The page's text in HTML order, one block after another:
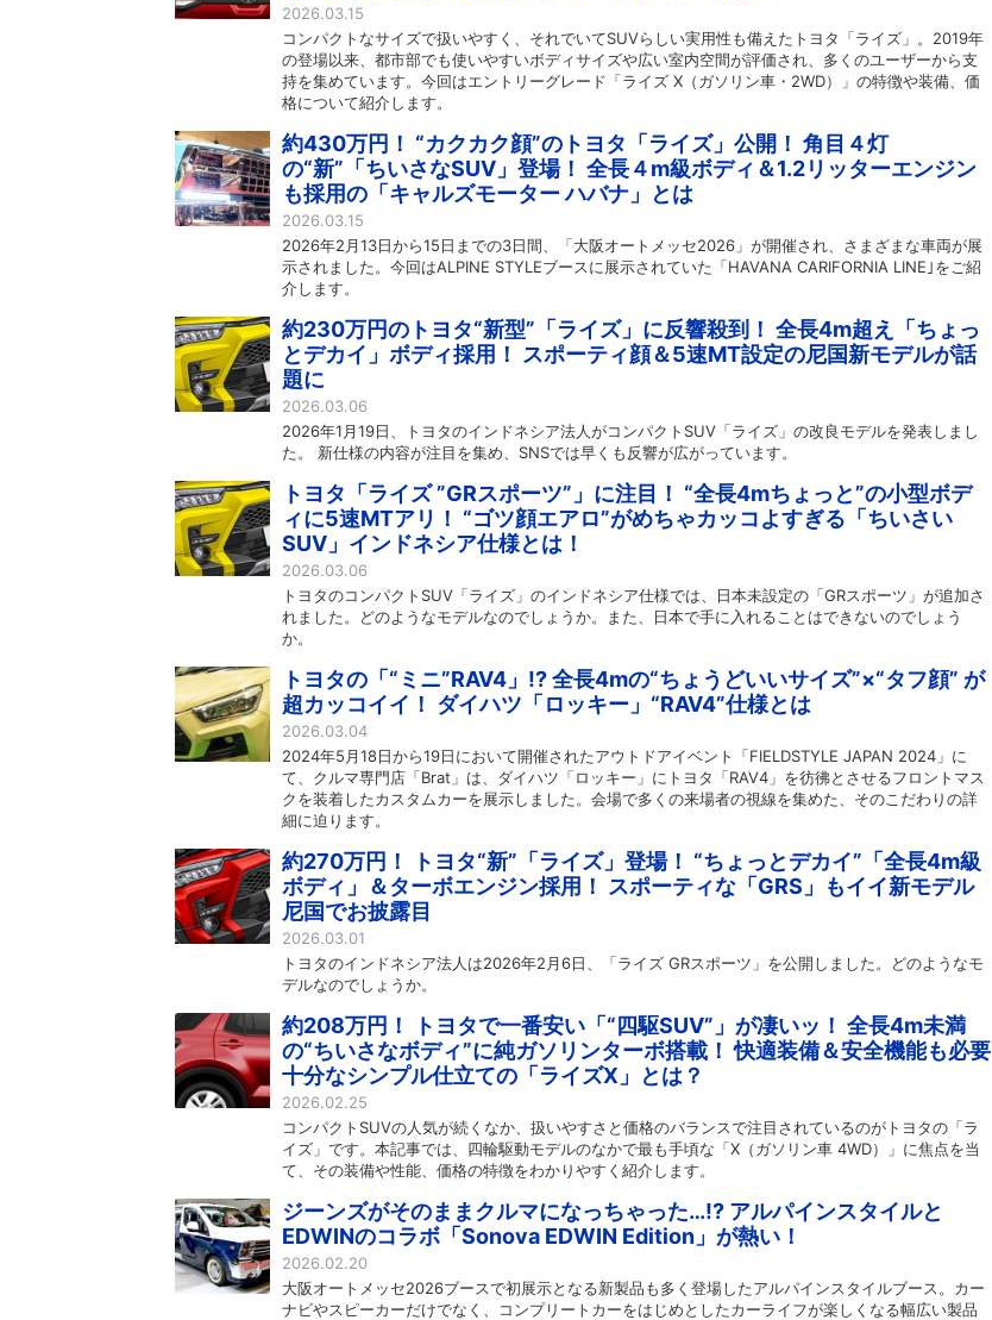
2026.03.15
コンパクトなサイズで扱いやすく、それでいてSUVらしい実用性も備えたトヨタ「ライズ」。2019年
の登場以来、都市部でも使いやすいボディサイズや広い室内空間が評価され、多くのユーザーから支
持を集めています。今回はエントリーグレード「ライズ X（ガソリン車・2WD）」の特徴や装備、価
格について紹介します。
約430万円！ “カクカク顔”のトヨタ「ライズ」公開！ 角目４灯
の“新”「ちいさなSUV」登場！ 全長４m級ボディ＆1.2リッターエンジン
も採用の「キャルズモーター ハバナ」とは
2026.03.15
2026年2月13日から15日までの3日間、「大阪オートメッセ2026」が開催され、さまざまな車両が展
示されました。今回はALPINE STYLEブースに展示されていた「HAVANA CARIFORNIA LINE｣をご紹
介します。
約230万円のトヨタ“新型”「ライズ」に反響殺到！ 全長4m超え「ちょっ
とデカイ」ボディ採用！ スポーティ顔＆5速MT設定の尼国新モデルが話
題に
2026.03.06
2026年1月19日、トヨタのインドネシア法人がコンパクトSUV「ライズ」の改良モデルを発表しまし
た。 新仕様の内容が注目を集め、SNSでは早くも反響が広がっています。
トヨタ「ライズ ”GRスポーツ”」に注目！ “全長4mちょっと”の小型ボデ
ィに5速MTアリ！ “ゴツ顔エアロ”がめちゃカッコよすぎる「ちいさい
SUV」インドネシア仕様とは！
2026.03.06
トヨタのコンパクトSUV「ライズ」のインドネシア仕様では、日本未設定の「GRスポーツ」が追加さ
れました。どのようなモデルなのでしょうか。また、日本で手に入れることはできないのでしょう
か。
トヨタの「“ミニ”RAV4」!? 全長4mの“ちょうどいいサイズ”×“タフ顔” が
超カッコイイ！ ダイハツ「ロッキー」“RAV4”仕様とは
2026.03.04
2024年5月18日から19日において開催されたアウトドアイベント「FIELDSTYLE JAPAN 2024」に
て、クルマ専門店「Brat」は、ダイハツ「ロッキー」にトヨタ「RAV4」を彷彿とさせるフロントマス
クを装着したカスタムカーを展示しました。会場で多くの来場者の視線を集めた、そのこだわりの詳
細に迫ります。
約270万円！ トヨタ“新”「ライズ」登場！ “ちょっとデカイ”「全長4m級
ボディ」＆ターボエンジン採用！ スポーティな「GRS」もイイ新モデル
尼国でお披露目
2026.03.01
トヨタのインドネシア法人は2026年2月6日、「ライズ GRスポーツ」を公開しました。どのようなモ
デルなのでしょうか。
約208万円！ トヨタで一番安い「“四駆SUV”」が凄いッ！ 全長4m未満
の“ちいさなボディ”に純ガソリンターボ搭載！ 快適装備＆安全機能も必要
十分なシンプル仕立ての「ライズX」とは？
2026.02.25
コンパクトSUVの人気が続くなか、扱いやすさと価格のバランスで注目されているのがトヨタの「ラ
イズ」です。本記事では、四輪駆動モデルのなかで最も手頃な「X（ガソリン車 4WD）」に焦点を当
て、その装備や性能、価格の特徴をわかりやすく紹介します。
ジーンズがそのままクルマになっちゃった…!? アルパインスタイルと
EDWINのコラボ「Sonova EDWIN Edition」が熱い！
2026.02.20
大阪オートメッセ2026ブースで初展示となる新製品も多く登場したアルパインスタイルブース。カー
ナビやスピーカーだけでなく、コンプリートカーをはじめとしたカーライフが楽しくなる幅広い製品